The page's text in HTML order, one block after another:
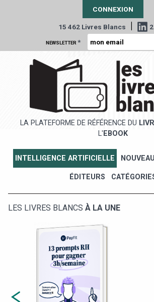
CONNEXION
15 462 Livres Blancs |
NEWSLETTER *
LA PLATEFORME DE RÉFÉRENCE DU
L' EBOOK
INTELLIGENCE ARTIFICIELLE
ÉDITEURS
LES LIVRES BLANCS À LA UNE